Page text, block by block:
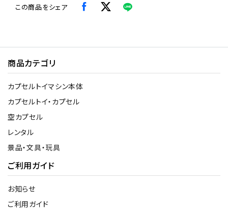
この商品をシェア
商品カテゴリ
カプセルトイマシン本体
カプセルトイ・カプセル
空カプセル
レンタル
景品・文具・玩具
ご利用ガイド
お知らせ
ご利用ガイド